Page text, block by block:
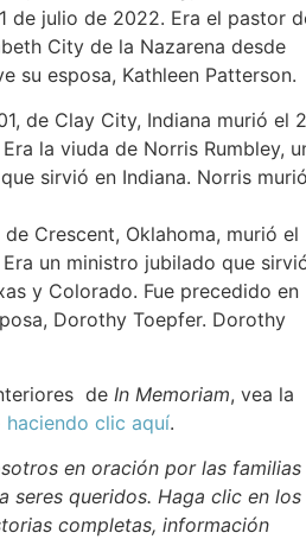
de julio de 2022. Era el pastor
City de la Nazarena desde
su esposa, Kathleen Patterson.
de Clay City, Indiana murió el
la viuda de Norris Rumbley,
sirvió en Indiana. Norris
de Crescent, Oklahoma, murió el
un ministro jubilado que
y Colorado. Fue precedido en
Dorothy Toepfer. Dorothy
de In Memoriam, vea la
haciendo clic aquí.
en oración por las familias
seres queridos. Haga clic en los
completas, información